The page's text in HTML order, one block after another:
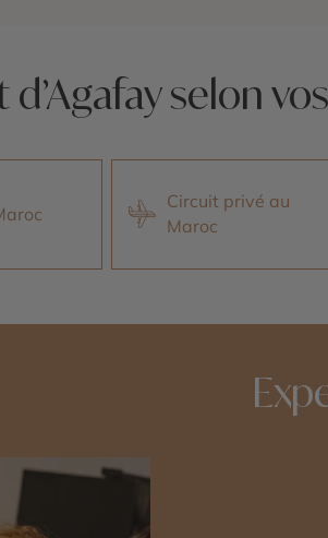
d’Agafay selon
Circuit privé au
Maroc